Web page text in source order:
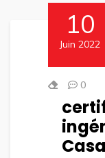
10
Juin 2022
0